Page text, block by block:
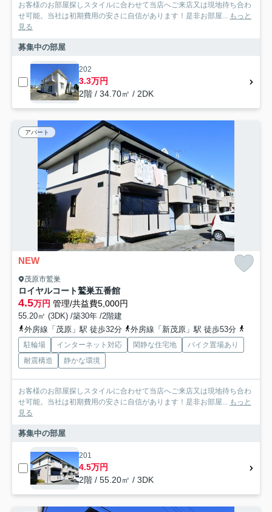
お客様のお部屋探しスタイルに合わせて当店へご来店又は現地待ち合わ
せ可能。当社は初期費用の安さに自信があります！是非お部屋... もっと
見る
募集中の部屋
202
3.3万円
2階 / 34.70㎡ / 2DK
アパート
NEW
茂原市鷲巣
ロイヤルコート鷲巣五番館
4.5万円 管理/共益費5,000円
55.20㎡ (3DK) /築30年 /2階建
外房線「茂原」駅 徒歩32分
外房線「新茂原」駅 徒歩53分
駐輪場 インターネット対応 閑静な住宅地
バイク置場あり
耐震構造
静かな環境
お客様のお部屋探しスタイルに合わせて当店へご来店又は現地待ち合わ
せ可能。当社は初期費用の安さに自信があります！是非お部屋... もっと
見る
募集中の部屋
201
4.5万円
2階 / 55.20㎡ / 3DK